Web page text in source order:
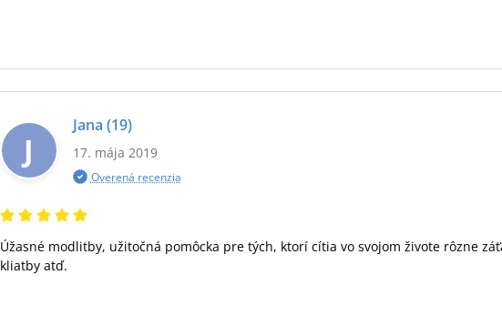
J
Jana (19)
17. mája 2019
Overená recenzia
Úžasné modlitby, užitočná pomôcka pre tých, ktorí cítia vo svojom živote rôzne
kliatby atď.